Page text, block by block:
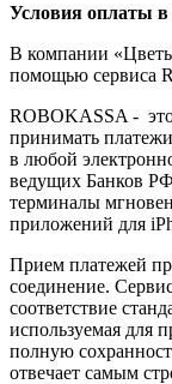
Условия оплаты
В компании «Цветы
помощью сервиса
ROBOKASSA -
принимать
в любой
ведущих Банков
терминалы
приложений для
Прием платежей
соединение.
соответствие
используемая для
полную
отвечает самым